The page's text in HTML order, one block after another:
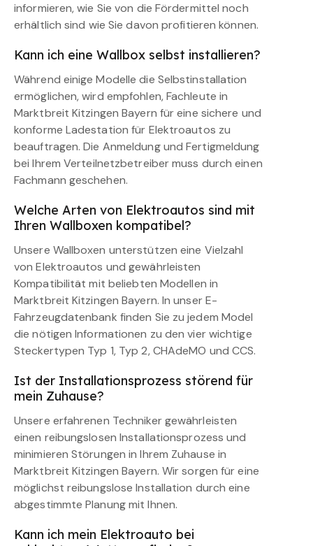
informieren, wie Sie von die Fördermittel noch
erhältlich sind wie Sie davon profitieren können.
Kann ich eine Wallbox selbst installieren?
Während einige Modelle die Selbstinstallation
ermöglichen, wird empfohlen, Fachleute in
Marktbreit Kitzingen Bayern für eine sichere und
konforme Ladestation für Elektroautos zu
beauftragen. Die Anmeldung und Fertigmeldung
bei Ihrem Verteilnetzbetreiber muss durch einen
Fachmann geschehen.
Welche Arten von Elektroautos sind mit
Ihren Wallboxen kompatibel?
Unsere Wallboxen unterstützen eine Vielzahl
von Elektroautos und gewährleisten
Kompatibilität mit beliebten Modellen in
Marktbreit Kitzingen Bayern. In unser E-
Fahrzeugdatenbank finden Sie zu jedem Model
die nötigen Informationen zu den vier wichtige
Steckertypen Typ 1, Typ 2, CHAdeMO und CCS.
Ist der Installationsprozess störend für
mein Zuhause?
Unsere erfahrenen Techniker gewährleisten
einen reibungslosen Installationsprozess und
minimieren Störungen in Ihrem Zuhause in
Marktbreit Kitzingen Bayern. Wir sorgen für eine
möglichst reibungslose Installation durch eine
abgestimmte Planung mit Ihnen.
Kann ich mein Elektroauto bei